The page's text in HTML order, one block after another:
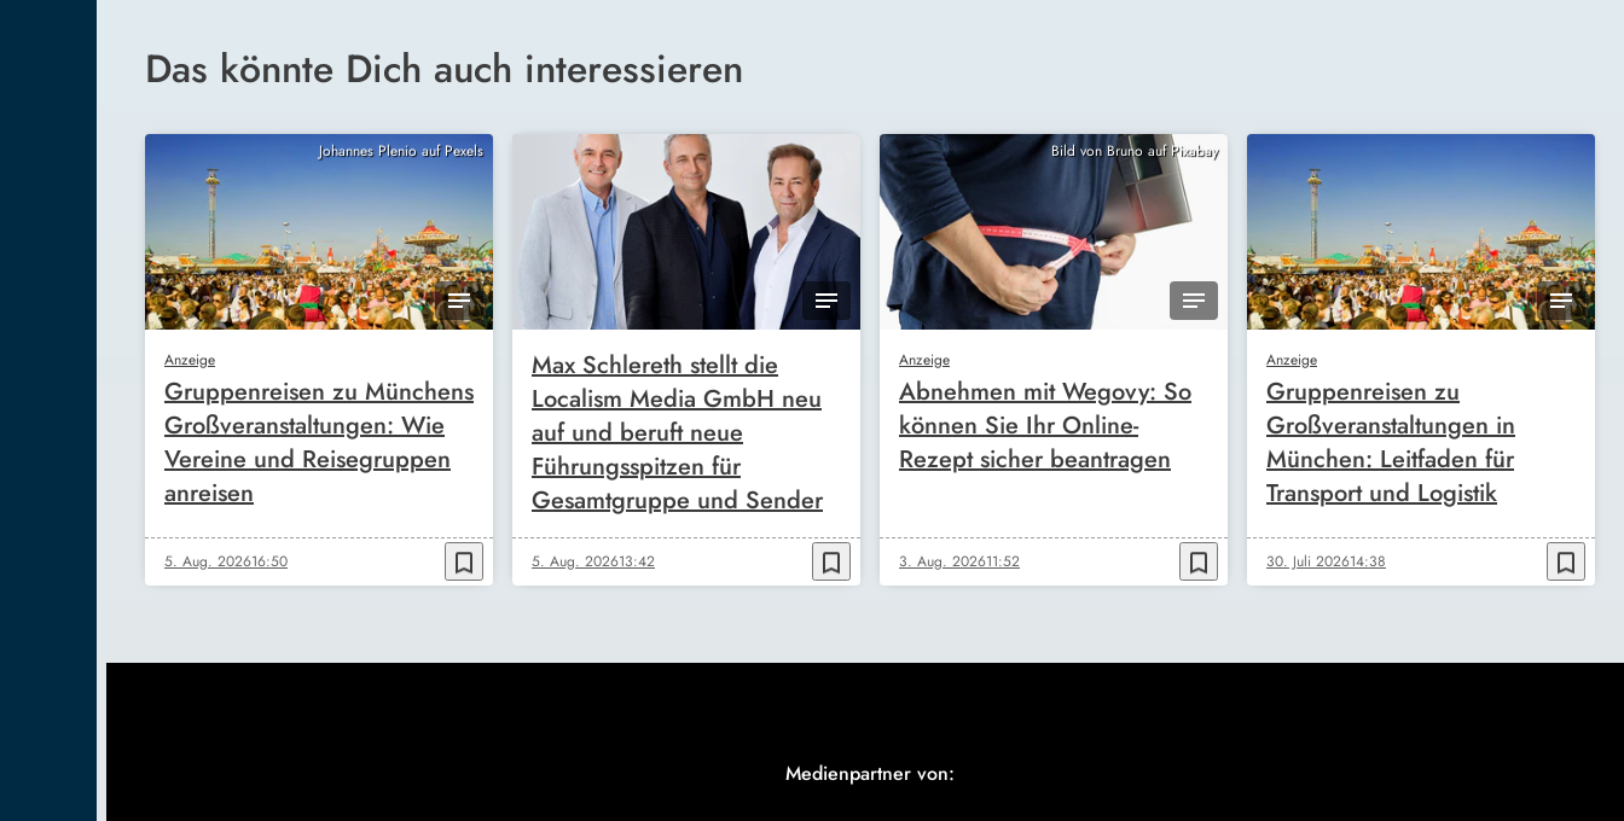
Das könnte Dich auch interessieren
Johannes Plenio auf Pexels
Anzeige
Gruppenreisen zu Münchens
Großveranstaltungen: Wie
Vereine und Reisegruppen
anreisen
5. Aug. 202616:50 bookmark_border
Max Schlereth stellt die
Localism Media GmbH neu
auf und beruft neue
Führungsspitzen für
Gesamtgruppe und Sender
5. Aug. 202613:42 bookmark_border
Bild von Bruno auf Pixabay
Anzeige
Abnehmen mit Wegovy: So
können Sie Ihr Online-
Rezept sicher beantragen
3. Aug. 202611:52 bookmark_border
Anzeige
Gruppenreisen zu
Großveranstaltungen in
München: Leitfaden für
Transport und Logistik
30. Juli 202614:38 bookmark_border
Medienpartner von: